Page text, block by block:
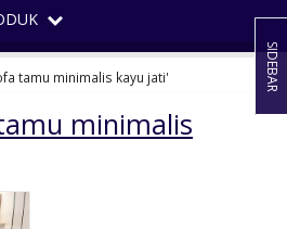
tamu minimalis kayu jati'
minimalis
SIDEBAR